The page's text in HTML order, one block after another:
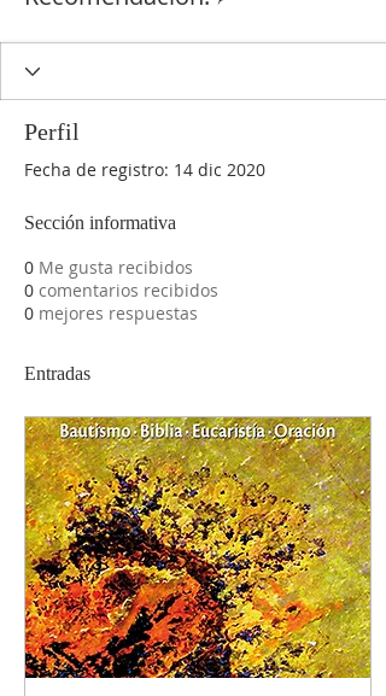
Perfil
Fecha de registro: 14 dic 2020
Sección informativa
0 Me gusta recibidos
0 comentarios recibidos
0 mejores respuestas
Entradas